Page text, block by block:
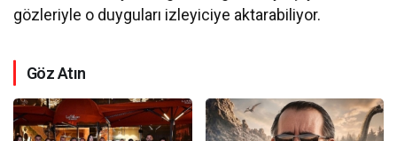
gözleriyle o duyguları izleyiciye aktarabiliyor.
Göz Atın